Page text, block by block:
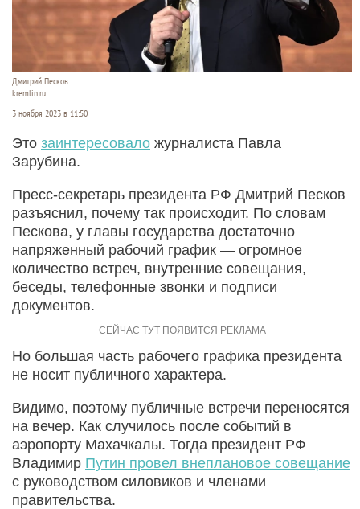
Дмитрий Песков.
kremlin.ru
3 ноября 2023 в 11:50
Это заинтересовало журналиста Павла
Зарубина.
Пресс-секретарь президента РФ Дмитрий Песков
разъяснил, почему так происходит. По словам
Пескова, у главы государства достаточно
напряженный рабочий график — огромное
количество встреч, внутренние совещания,
беседы, телефонные звонки и подписи
документов.
Но большая часть рабочего графика президента
не носит публичного характера.
Видимо, поэтому публичные встречи переносятся
на вечер. Как случилось после событий в
аэропорту Махачкалы. Тогда президент РФ
Владимир Путин провел внеплановое совещание
с руководством силовиков и членами
правительства.